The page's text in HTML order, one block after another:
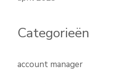
Categorieën
account manager